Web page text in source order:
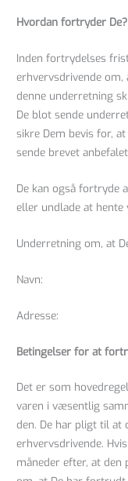
Hvordan fortryder De?
Inden fortrydelses
erhvervsdrivende om,
denne underretning
De blot sende
sikre Dem bevis for,
sende brevet
De kan også fortryde
eller undlade at hente
Underretning om, at
Navn:
Adresse:
Betingelser for at
Det er som
varen i væsentlig
den. De har pligt til at
erhvervsdrivende.
måneder efter, at